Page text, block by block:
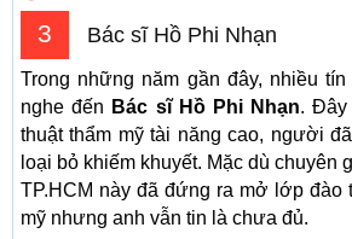
3 Bác sĩ Hồ Phi Nhạn
Trong những năm gần đây, nhiều
nghe đến Bác sĩ Hồ Phi Nhạn. Đây
thuật thẩm mỹ tài năng cao, người
loại bỏ khiếm khuyết. Mặc dù chuyên
TP.HCM này đã đứng ra mở lớp đào
mỹ nhưng anh vẫn tin là chưa đủ.